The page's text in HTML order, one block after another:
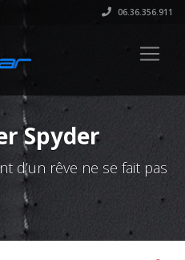
06.36.356.911
Spyder
d’un rêve ne se fait pas